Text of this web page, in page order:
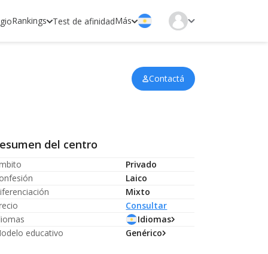
Rankings Test de afinidadMás
Contactá
del centro
Privado
Laico
Mixto
Consultar
Idiomas
educativo
Genérico